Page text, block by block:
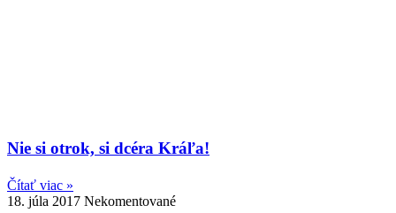
Nie si otrok, si dcéra Kráľa!
Čítať viac »
18. júla 2017 Nekomentované